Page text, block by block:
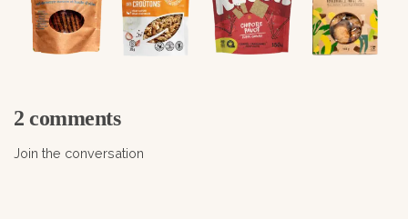
2 comments
Join the conversation